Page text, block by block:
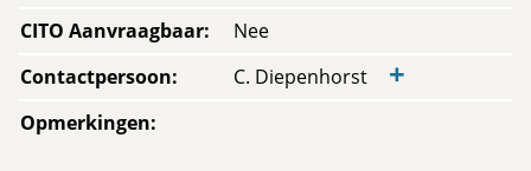
CITO Aanvraagbaar:
Nee
Contactpersoon: C. Diepenhorst +
Opmerkingen: